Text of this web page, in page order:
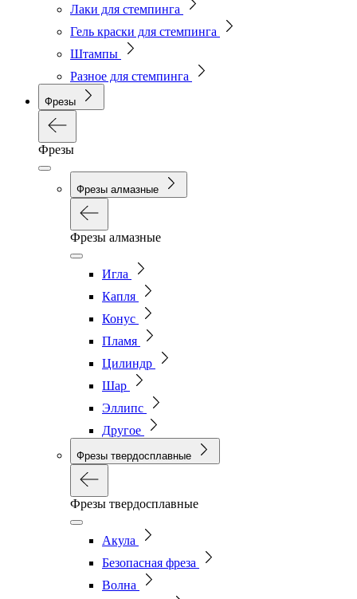
Лаки для стемпинга
Гель краски для стемпинга
Штампы
Разное для стемпинга
Фрезы
Фрезы
Фрезы алмазные
Фрезы алмазные
Игла
Капля
Конус
Пламя
Цилиндр
Шар
Эллипс
Другое
Фрезы твердосплавные
Фрезы твердосплавные
Акула
Безопасная фреза
Волна